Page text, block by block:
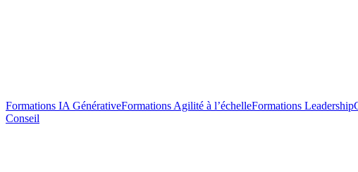
Formations IA GénérativeFormations Agilité à l’échelleFormations Leadership
Conseil